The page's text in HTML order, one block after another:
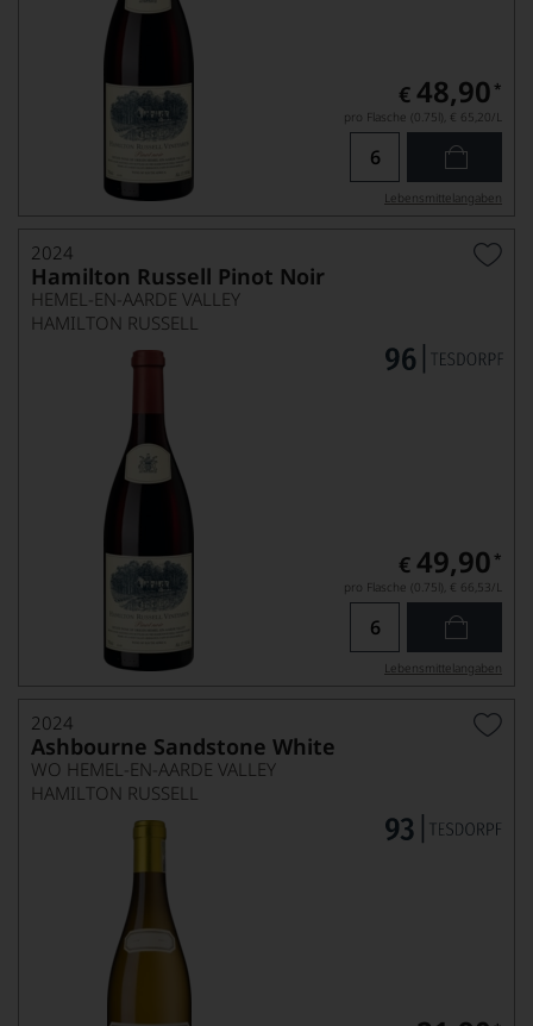
€ 48,90 *
pro Flasche (0.75l), € 65,20/L
Lebensmittel­angaben
2024
Hamilton Russell Pinot Noir
HEMEL-EN-AARDE VALLEY
HAMILTON RUSSELL
€ 49,90 *
pro Flasche (0.75l), € 66,53/L
Lebensmittel­angaben
2024
Ashbourne Sandstone White
WO HEMEL-EN-AARDE VALLEY
HAMILTON RUSSELL